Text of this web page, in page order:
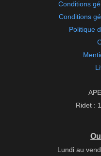
Conditions
Conditions
Politique
Ridet :
Lundi au